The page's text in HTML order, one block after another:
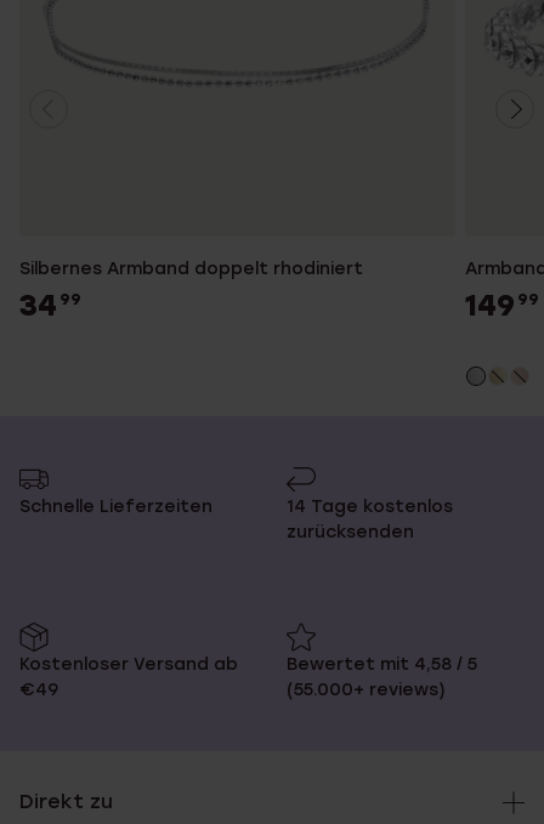
Silbernes Armband doppelt rhodiniert
34 99 149 99
Schnelle Lieferzeiten
14 Tage kostenlos
zurücksenden
Kostenloser Versand ab
€49
Bewertet mit 4,58 / 5
(55.000+ reviews)
Direkt zu